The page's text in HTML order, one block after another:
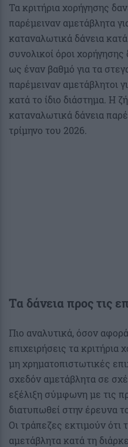
Τα κριτήρια χορήγησης
παρέμειναν αμετάβλητα
καταναλωτικά δάνεια
συνολικοί όροι
ως έναν βαθμό για τα
παρέμειναν αμετάβλητοι
κατά το ίδιο διάστημα. Η
καταναλωτικά δάνεια
τρίμηνο του 2026.
Τα δάνεια προς τις
Πιο αναλυτικά, όσον
επιχειρήσεις τα κριτήρια
μη χρηματοπιστωτικές
σχεδόν αμετάβλητα σε
εξέλιξη σύμφωνη με τις
διατυπωθεί στην έρευνα
Οι τράπεζες εκτιμούν ότι
αμετάβλητα κατά τη